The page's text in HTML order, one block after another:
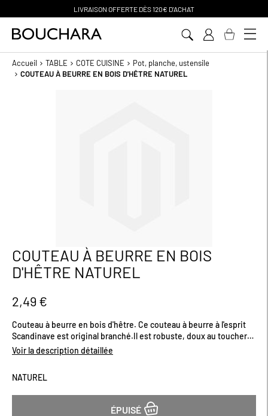
LIVRAISON OFFERTE DÈS 120€ D'ACHAT
Accueil TABLE COTE CUISINE
Pot, planche, ustensile
COUTEAU À BEURRE EN BOIS D'HÊTRE NATUREL
Passer
au
début
la
Galerie
d’images
COUTEAU À BEURRE EN BOIS
D'HÊTRE NATUREL
2,49 €
Couteau à beurre en bois d'hêtre. Ce couteau à beurre à l'esprit
Scandinave est original branché.Il est robuste, doux au toucher
et très facile d'utilisation.Dimensions (cm) : H17,5
Voir la description détaillée
NATUREL
ÉPUISÉ